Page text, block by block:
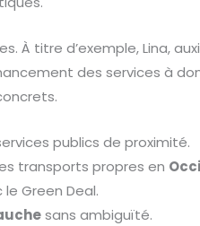
À titre d’exemple, Lina,
des services à
publics de proximité.
transports propres en
Green Deal.
sans ambiguïté.